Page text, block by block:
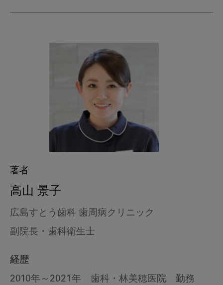
著者
高山 景子
広島すとう歯科 歯周病クリニック
副院長・歯科衛生士
経歴
2010年～2021年 歯科・林美穂医院 勤務